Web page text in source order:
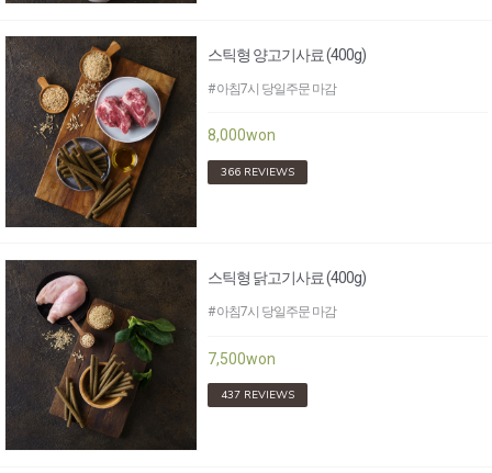
스틱형 양고기사료 (400g)
# 아침7시 당일주문 마감
8,000won
366 REVIEWS
스틱형 닭고기사료 (400g)
# 아침7시 당일주문 마감
7,500won
437 REVIEWS